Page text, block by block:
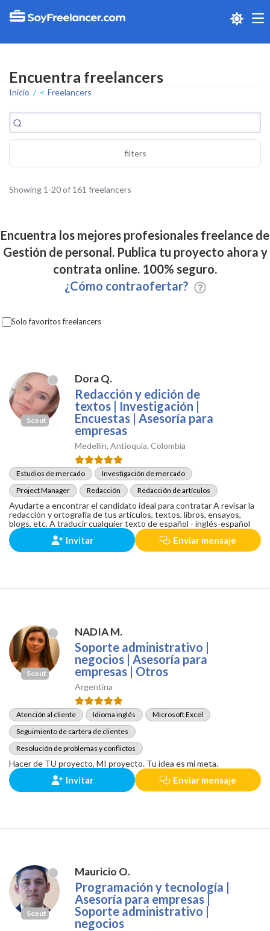
Encuentra freelancers
Inicio Freelancers
filters
Showing 1-20 of 161 freelancers
Encuentra los mejores profesionales freelance de
Gestión de personal. Publica tu proyecto ahora y
contrata online. 100% seguro.
¿Cómo contraofertar?
Solo favoritos freelancers
Scout
Dora Q.
Redacción y edición de
textos | Investigación |
Encuestas | Asesoría para
empresas
Medellín, Antioquia, Colombia
Estudios de mercado
Investigación de mercado
Project Manager
Redacción Redacción de artículos
Ayudarte a encontrar el candidato ideal para contratar A revisar la
redacción y ortografía de tus artículos, textos, libros, ensayos,
blogs, etc. A traducir cualquier texto de español - inglés-español
Invitar Enviar mensaje
Scout
NADIA M.
Soporte administrativo |
negocios | Asesoría para
empresas | Otros
Argentina
Atención al cliente Idioma inglés
Microsoft Excel
Seguimiento de cartera de clientes
Resolución de problemas y conflictos
Hacer de TU proyecto, MI proyecto. Tu idea es mi meta.
Invitar Enviar mensaje
Scout
Mauricio O.
Programación y tecnología |
Asesoría para empresas |
Soporte administrativo |
negocios